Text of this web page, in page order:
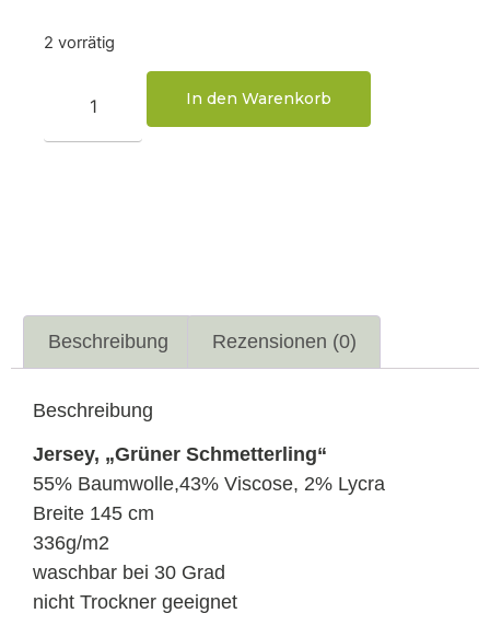
2 vorrätig
In den Warenkorb
Beschreibung Rezensionen (0)
Beschreibung
Jersey, „Grüner Schmetterling“
55% Baumwolle,43% Viscose, 2% Lycra
Breite 145 cm
336g/m2
waschbar bei 30 Grad
nicht Trockner geeignet